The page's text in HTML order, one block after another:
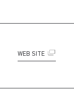
WEB SITE